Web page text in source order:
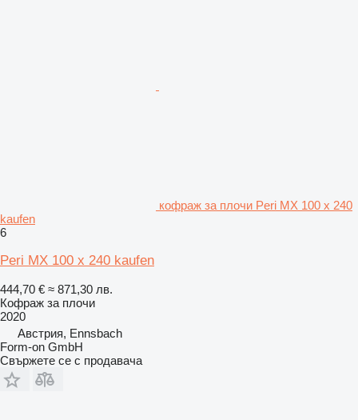
кофраж за плочи Peri MX 100 x 240
kaufen
6
Peri MX 100 x 240 kaufen
444,70 € ≈ 871,30 лв.
Кофраж за плочи
2020
Австрия, Ennsbach
Form-on GmbH
Свържете се с продавача